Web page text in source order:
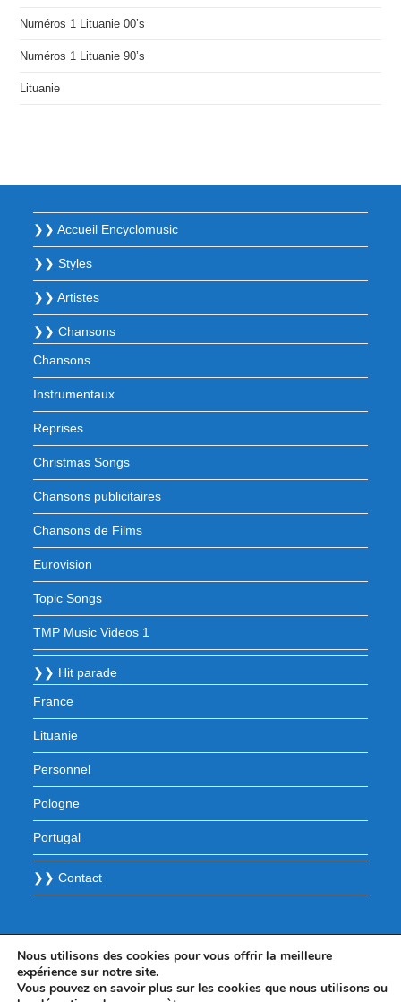
Numéros 1 Lituanie 00’s
Numéros 1 Lituanie 90’s
Lituanie
❯❯ Accueil Encyclomusic
❯❯ Styles
❯❯ Artistes
❯❯ Chansons
Chansons
Instrumentaux
Reprises
Christmas Songs
Chansons publicitaires
Chansons de Films
Eurovision
Topic Songs
TMP Music Videos 1
❯❯ Hit parade
France
Lituanie
Personnel
Pologne
Portugal
❯❯ Contact
Nous utilisons des cookies pour vous offrir la meilleure
expérience sur notre site.
Vous pouvez en savoir plus sur les cookies que nous utilisons ou